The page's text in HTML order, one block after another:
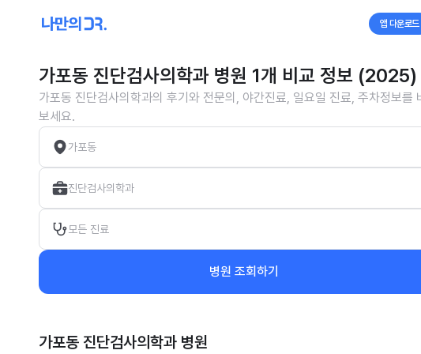
앱 다운로드
가포동 진단검사의학과 병원 1개 비교 정보 (2025)
가포동 진단검사의학과의 후기와 전문의, 야간진료, 일요일 진료, 주차정보를
보세요.
가포동
진단검사의학과
모든 진료
병원 조회하기
가포동 진단검사의학과 병원